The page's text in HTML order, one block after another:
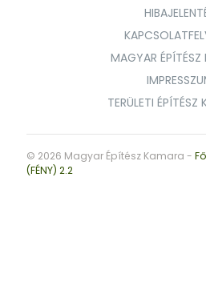
MAGYAR ÉPÍTÉSZ
TERÜLETI ÉPÍTÉSZ
© 2026 Magyar Építész Kamara -
(FÉNY) 2.2